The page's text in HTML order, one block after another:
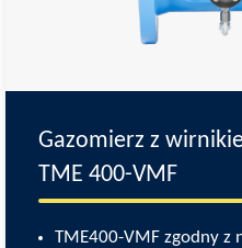
Gazomierz z
TME 400-VMF
TME400-VMF zgodny z